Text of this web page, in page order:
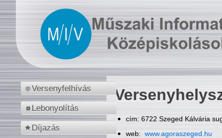
Versenyfelhívás
Lebonyolítás
Díjazás
cím: 6722 Szeged Kálvária
web: www.agoraszeged.hu